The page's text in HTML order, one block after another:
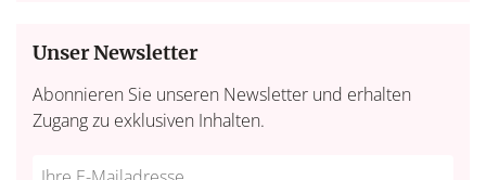
Unser Newsletter
Abonnieren Sie unseren Newsletter und erhalten
Zugang zu exklusiven Inhalten.
Do
*Ihre